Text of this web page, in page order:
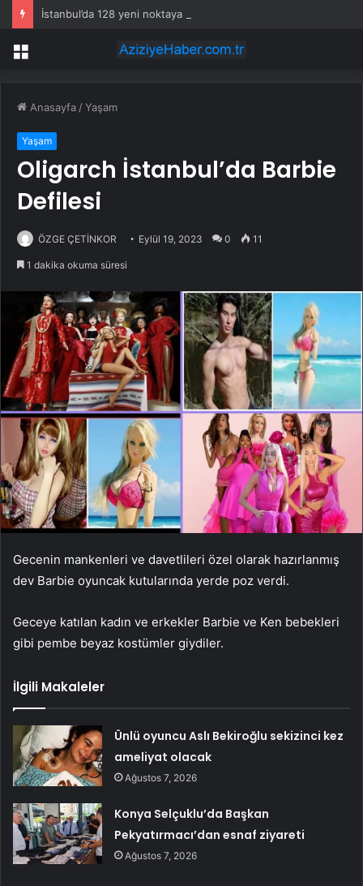
İstanbul’da 128 yeni noktaya daha EDS geliyor
Menü
Anasayfa /Yaşam
Yaşam
Oligarch İstanbul’da Barbie
Defilesi
ÖZGE ÇETİNKOR Eylül 19, 2023 0 11
1 dakika okuma süresi
Gecenin mankenleri ve davetlileri özel olarak hazırlanmış
dev Barbie oyuncak kutularında yerde poz verdi.
Geceye katılan kadın ve erkekler Barbie ve Ken bebekleri
gibi pembe beyaz kostümler giydiler.
İlgili Makaleler
Ünlü oyuncu Aslı Bekiroğlu sekizinci kez
ameliyat olacak
Ağustos 7, 2026
Konya Selçuklu’da Başkan
Pekyatırmacı’dan esnaf ziyareti
Ağustos 7, 2026